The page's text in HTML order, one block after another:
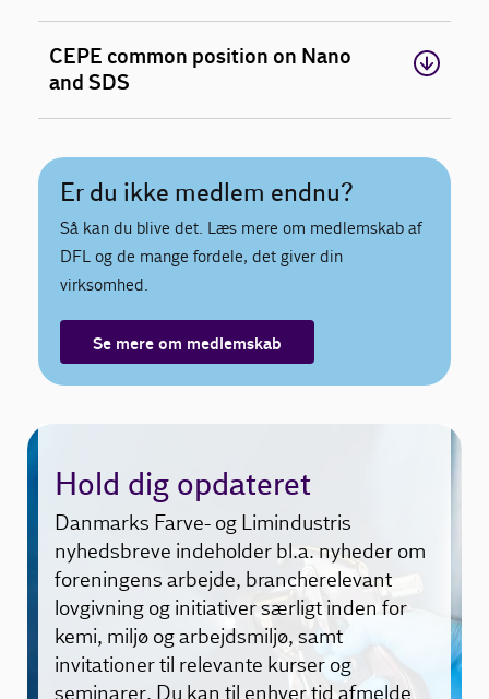
CEPE common position on Nano
and SDS
Er du ikke medlem endnu?
Så kan du blive det. Læs mere om medlemskab af
DFL og de mange fordele, det giver din
virksomhed.
Se mere om medlemskab
Hold dig opdateret
Danmarks Farve- og Limindustris
nyhedsbreve indeholder bl.a. nyheder om
foreningens arbejde, brancherelevant
lovgivning og initiativer særligt inden for
kemi, miljø og arbejdsmiljø, samt
invitationer til relevante kurser og
seminarer. Du kan til enhver tid afmelde